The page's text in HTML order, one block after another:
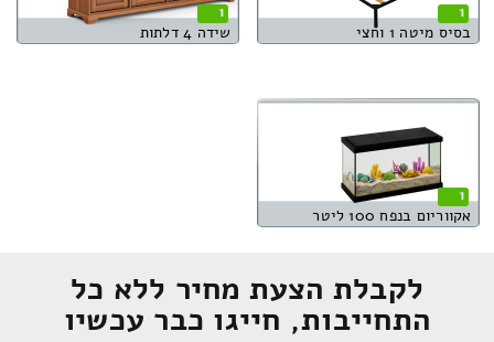
1
בסיס מיטה 1 וחצי
1
שידה 4 דלתות
1
אקווריום בנפח 100 ליטר
לקבלת הצעת מחיר ללא כל
התחייבות, חייגו כבר עכשיו